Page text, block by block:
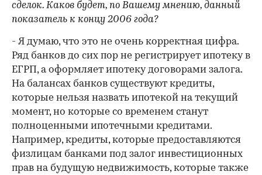
сделок. Каков будет, по Вашему мнению, данный
показатель к концу 2006 года?
- Я думаю, что это не очень корректная цифра.
Ряд банков до сих пор не регистрирует ипотеку в
ЕГРП, а оформляет ипотеку договорами залога.
На балансах банков существуют кредиты,
которые нельзя назвать ипотекой на текущий
момент, но которые со временем станут
полноценными ипотечными кредитами.
Например, кредиты, которые предоставляются
физлицам банками под залог инвестиционных
прав на будущую недвижимость, которые также